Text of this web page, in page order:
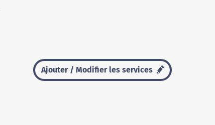
Ajouter / Modifier les services